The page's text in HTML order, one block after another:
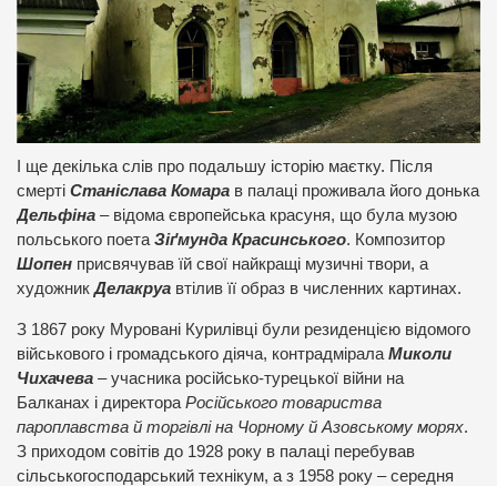
І ще декілька слів про подальшу історію маєтку. Після
смерті Станіслава Комара в палаці проживала його донька
Дельфіна – відома європейська красуня, що була музою
польського поета Зіґмунда Красинського. Композитор
Шопен присвячував їй свої найкращі музичні твори, а
художникДелакруа втілив її образ в численних картинах.
З 1867 року Муровані Курилівці були резиденцією відомого
військового і громадського діяча, контрадмірала Миколи
Чихачева – учасника російсько-турецької війни на
Балканах і директора Російського товариства
пароплавства й торгівлі на Чорному й Азовському морях.
З приходом совітів до 1928 року в палаці перебував
сільськогосподарський технікум, а з 1958 року – середня